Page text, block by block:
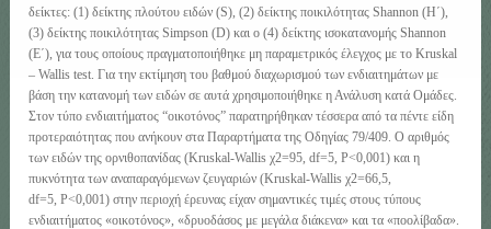
δείκτες: (1) δείκτης πλούτου ειδών (S), (2) δείκτης ποικιλότητας Shannon (H΄),
(3) δείκτης ποικιλότητας Simpson (D) και o (4) δείκτης ισοκατανομής Shannon
(E΄), για τους οποίους πραγματοποιήθηκε μη παραμετρικός έλεγχος με το Kruskal
– Wallis test. Για την εκτίμηση του βαθμού διαχωρισμού των ενδιαιτημάτων με
βάση την κατανομή των ειδών σε αυτά χρησιμοποιήθηκε η Ανάλυση κατά Ομάδες.
Στον τύπο ενδιαιτήματος “οικοτόνος” παρατηρήθηκαν τέσσερα από τα πέντε είδη
προτεραιότητας που ανήκουν στα Παραρτήματα της Οδηγίας 79/409. Ο αριθμός
των ειδών της ορνιθοπανίδας (Kruskal-Wallis χ2=95, df=5, P<0,001) και η
πυκνότητα των αναπαραγόμενων ζευγαριών (Kruskal-Wallis χ2=66,5,
df=5, P<0,001) στην περιοχή έρευνας είχαν σημαντικές τιμές στους τύπους
ενδιαιτήματος «οικοτόνος», «δρυοδάσος με μεγάλα διάκενα» και τα «ποολίβαδα».